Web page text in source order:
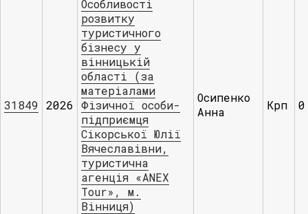
31849 2026
Особливості
розвитку
туристичного
бізнесу у
вінницькій
області (за
матеріалами
Фізичної особи-
підприємця
Сікорської Юлії
Вячеславівни,
туристична
агенція «ANEX
Tour», м.
Вінниця)
Осипенко
Анна
Крп 0